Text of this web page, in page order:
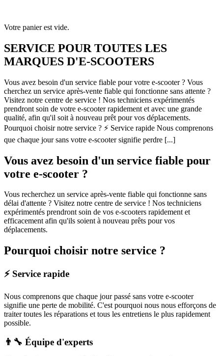
Votre panier est vide.
SERVICE POUR TOUTES LES
MARQUES D'E-SCOOTERS
Vous avez besoin d'un service fiable pour votre e-scooter ? Vous
cherchez un service après-vente fiable qui fonctionne sans attente ?
Visitez notre centre de service ! Nos techniciens expérimentés
prendront soin de votre e-scooter rapidement et avec une grande
qualité, afin qu'il soit à nouveau prêt pour vos déplacements.
Pourquoi choisir notre service ? ⚡ Service rapide Nous comprenons
que chaque jour sans votre e-scooter signifie perdre [...]
Vous avez besoin d'un service fiable pour
votre e-scooter ?
Vous recherchez un service après-vente fiable qui fonctionne sans
délai d'attente ? Visitez notre centre de service ! Nos techniciens
expérimentés prendront soin de vos e-scooters rapidement et
efficacement afin qu'ils soient à nouveau prêts pour vos
déplacements.
Pourquoi choisir notre service ?
⚡ Service rapide
Nous comprenons que chaque jour passé sans votre e-scooter
signifie une perte de mobilité. C'est pourquoi nous nous efforçons de
traiter toutes les réparations et tous les entretiens le plus rapidement
possible.
👨‍🔧 Équipe d'experts